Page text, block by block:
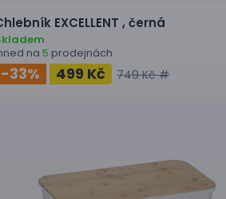
EXCELLENT , černá
na 5 prodejnách
-33% 499 Kč 749 Kč #